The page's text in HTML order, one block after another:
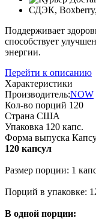
СДЭК,
Поддерживает
способствует
энергии.
Перейти к описанию
Характеристики
Производитель:NOW
Кол-во порций 120
Страна США
Упаковка 120 капс.
Форма выпуска
120 капсул
Размер порции: 1
Порций в упаковке:
В одной порции: